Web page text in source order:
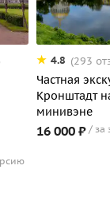
4.8 (293
Частная
Кронштадт
минивэне
16 000 ₽ за